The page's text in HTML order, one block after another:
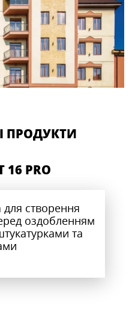
ПРОДУКТИ
16 PRO
створення
оздобленням
та